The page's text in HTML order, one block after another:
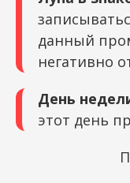
данный
негативно
День
этот день